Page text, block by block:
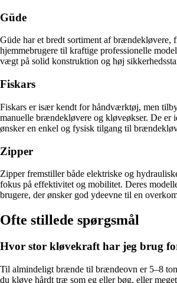
Güde
Güde har et bredt sortiment af brændekløvere,
hjemmebrugere til kraftige professionelle
vægt på solid konstruktion og høj
Fiskars
Fiskars er især kendt for håndværktøj, men
manuelle brændekløvere og kløveøkser. De er
ønsker en enkel og fysisk tilgang til
Zipper
Zipper fremstiller både elektriske og
fokus på effektivitet og mobilitet. Deres
brugere, der ønsker god ydeevne til en
Ofte stillede spørgsmål
Hvor stor kløvekraft har jeg brug
Til almindeligt brænde til brændeovn er 5–8
du kløve hårdt træ som eg eller bøg, eller